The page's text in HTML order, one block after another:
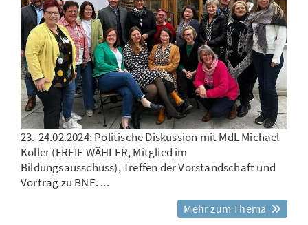
23.-24.02.2024: Politische Diskussion mit MdL Michael
Koller (FREIE WÄHLER, Mitglied im
Bildungsausschuss), Treffen der Vorstandschaft und
Vortrag zu BNE. ...
Mehr zum Thema